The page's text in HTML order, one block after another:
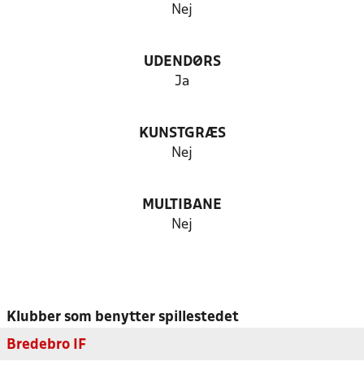
Nej
UDENDØRS
Ja
KUNSTGRÆS
Nej
MULTIBANE
Nej
Klubber som benytter spillestedet
Bredebro IF